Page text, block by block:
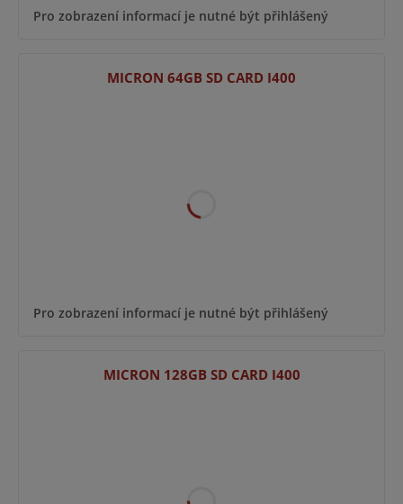
Pro zobrazení informací je nutné být přihlášený
MICRON 64GB SD CARD I400
Pro zobrazení informací je nutné být přihlášený
MICRON 128GB SD CARD I400